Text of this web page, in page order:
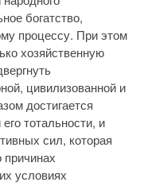
богатство,
процессу. При этом
хозяйственную
цивилизованной и
достигается
тотальности, и
сил, которая
условиях